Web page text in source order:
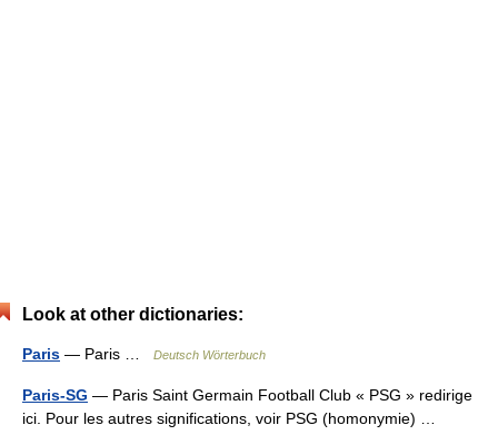
Look at other dictionaries:
Paris — Paris … Deutsch Wörterbuch
Paris-SG — Paris Saint Germain Football Club « PSG » redirige
ici. Pour les autres significations, voir PSG (homonymie) …